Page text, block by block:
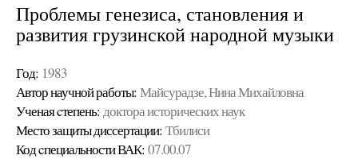
Проблемы генезиса, становления и
развития грузинской народной музыки
Год: 1983
Автор научной работы: Майсурадзе, Нина Михайловна
Ученая cтепень: доктора исторических наук
Место защиты диссертации: Тбилиси
Код cпециальности ВАК: 07.00.07